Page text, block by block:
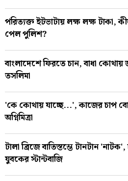
পরিত্যক্ত ইটভাটায় লক্ষ লক্ষ টাকা,
পেল পুলিশ?
বাংলাদেশে ফিরতে চান, বাধা কোথায়
তসলিমা
'কে কোথায় যাচ্ছে...', কাজের চাপ
অগ্নিমিত্রা
টালা ব্রিজে বাতিস্তম্ভে টানটান
যুবকের স্টান্টবাজি